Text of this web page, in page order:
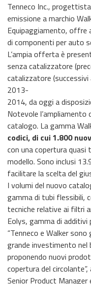
Tenneco Inc.,
emissione a marchio
Equipaggiamento, offre
di componenti per auto
L’ampia offerta è
senza catalizzatore
catalizzatore
2013-
2014, da oggi a
Notevole l’ampliamento
catalogo. La gamma
codici, di cui 1.800
con una copertura quasi
modello. Sono inclusi
facilitare la scelta del
I volumi del nuovo
gamma di tubi flessibili,
tecniche relative ai filtri
Eolys, gamma di additivi
“Tenneco e Walker
grande investimento nel
proponendo nuovi
copertura del
Senior Product Manager